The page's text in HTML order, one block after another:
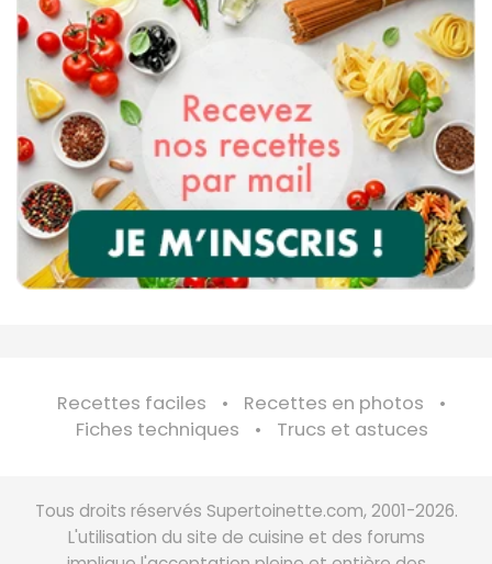
Recettes faciles
Recettes en photos
Fiches techniques
Trucs et astuces
Tous droits réservés Supertoinette.com, 2001-2026.
L'utilisation du site de cuisine et des forums